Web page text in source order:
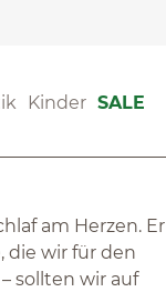
Kinder SALE
am Herzen. Er
die wir für den
sollten wir auf